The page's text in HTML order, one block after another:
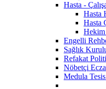
Hasta -
Hasta
Hasta
Hekim
Engelli
Sağlık
Refakat
Nöbetçi
Medula